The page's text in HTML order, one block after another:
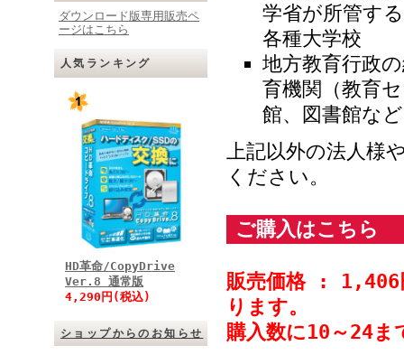
ダウンロード版専用販売ペ
ージはこちら
人気ランキング
HD革命/CopyDrive
Ver.8 通常版
4,290円(税込)
ショップからのお知らせ
学省が所管す
各種大学校
地方教育行政
育機関（教育
館、図書館な
上記以外の法人様
ください。
ご購入はこちら
販売価格 : 1,406
ります。
購入数に10～24ま